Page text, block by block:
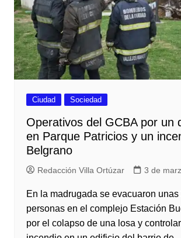
Ciudad Sociedad
Operativos del GCBA por un
en Parque Patricios y un
Belgrano
Redacción Villa Ortúzar 3 de
En la madrugada se evacuaron unas
personas en el complejo Estación
por el colapso de una losa y